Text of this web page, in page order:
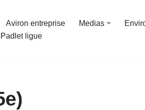
Aviron entreprise Medias
Padlet ligue